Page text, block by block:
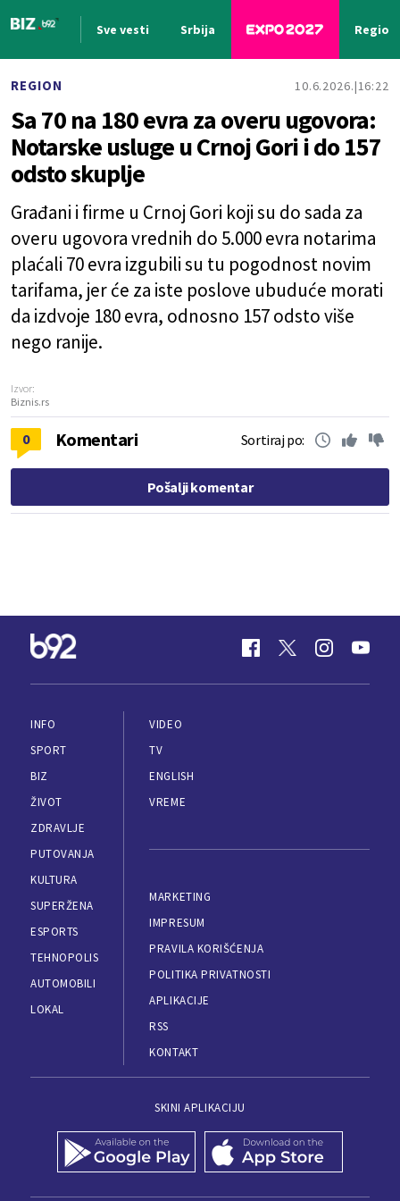
Sve vesti Srbija Region
REGION 10.6.2026. 16:22
Sa 70 na 180 evra za overu ugovora:
Notarske usluge u Crnoj Gori i do 157
odsto skuplje
Građani i firme u Crnoj Gori koji su do sada za
overu ugovora vrednih do 5.000 evra notarima
plaćali 70 evra izgubili su tu pogodnost novim
tarifama, jer će za iste poslove ubuduće morati
da izdvoje 180 evra, odnosno 157 odsto više
nego ranije.
Izvor:
Biznis.rs
0 Komentari Sortiraj po:
Pošalji komentar
INFO
SPORT
BIZ
ŽIVOT
ZDRAVLJE
PUTOVANJA
KULTURA
SUPERŽENA
ESPORTS
TEHNOPOLIS
AUTOMOBILI
LOKAL
VIDEO
TV
ENGLISH
VREME
MARKETING
IMPRESUM
PRAVILA KORIŠĆENJA
POLITIKA PRIVATNOSTI
APLIKACIJE
RSS
KONTAKT
SKINI APLIKACIJU